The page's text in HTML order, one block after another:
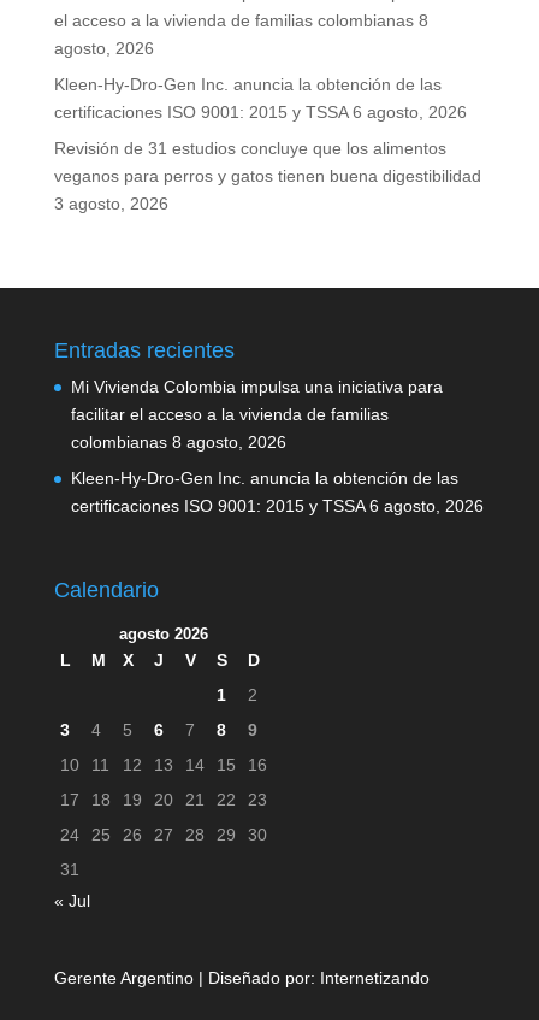
el acceso a la vivienda de familias colombianas 8
agosto, 2026
Kleen-Hy-Dro-Gen Inc. anuncia la obtención de las
certificaciones ISO 9001: 2015 y TSSA 6 agosto, 2026
Revisión de 31 estudios concluye que los alimentos
veganos para perros y gatos tienen buena digestibilidad
3 agosto, 2026
Entradas recientes
Mi Vivienda Colombia impulsa una iniciativa para
facilitar el acceso a la vivienda de familias
colombianas 8 agosto, 2026
Kleen-Hy-Dro-Gen Inc. anuncia la obtención de las
certificaciones ISO 9001: 2015 y TSSA 6 agosto, 2026
Calendario
agosto 2026
L M X J V S
D
1
2
3
4 5 6 7 8
9
10
11 12 13 14 15
16
17
18 19 20 21 22
23
24
25 26 27 28 29
30
31
« Jul
Gerente Argentino | Diseñado por: Internetizando